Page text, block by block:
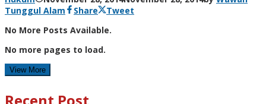
Tunggul Alam
Share
Tweet
No More Posts Available.
No more pages to load.
View More